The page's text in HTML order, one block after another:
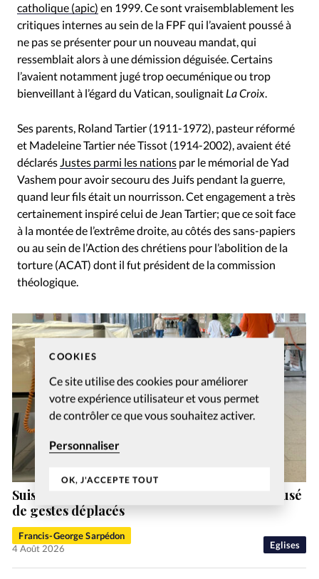
COOKIES
Ce site utilise des cookies pour améliorer
votre expérience utilisateur et vous permet
de contrôler ce que vous souhaitez activer.
Personnaliser
OK, J'ACCEPTE TOUT
catholique (apic) en 1999. Ce sont vraisemblablement les
critiques internes au sein de la FPF qui l’avaient poussé à
ne pas se présenter pour un nouveau mandat, qui
ressemblait alors à une démission déguisée. Certains
l’avaient notamment jugé trop oecuménique ou trop
bienveillant à l’égard du Vatican, soulignait La Croix.
Ses parents, Roland Tartier (1911-1972), pasteur réformé
et Madeleine Tartier née Tissot (1914-2002), avaient été
déclarésJustes parmi les nations par le mémorial de Yad
Vashem pour avoir secouru des Juifs pendant la guerre,
quand leur fils était un nourrisson. Cet engagement a très
certainement inspiré celui de Jean Tartier; que ce soit face
à la montée de l’extrême droite, au côtés des sans-papiers
ou au sein de l’Action des chrétiens pour l’abolition de la
torture (ACAT) dont il fut président de la commission
théologique.
Eglises
Suisse: un ex-pasteur de la vallée de Joux accusé
de gestes déplacés
Francis-George Sarpédon
4 Août 2026